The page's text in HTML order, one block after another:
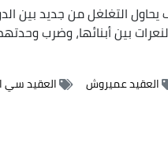
يحاول التغلغل من جديد بين
بين أبنائها، وضرب
العقيد عميروش العقيد سي